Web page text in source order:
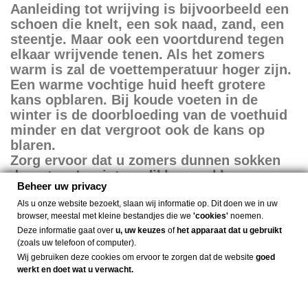
Aanleiding tot wrijving is bijvoorbeeld een
schoen die knelt, een sok naad, zand, een
steentje. Maar ook een voortdurend tegen
elkaar wrijvende tenen. Als het zomers
warm is zal de voettemperatuur hoger zijn.
Een warme vochtige huid heeft grotere
kans opblaren. Bij koude voeten in de
winter is de doorbloeding van de voethuid
minder en dat vergroot ook de kans op
blaren.
Zorg ervoor dat u zomers dunnen sokken
draagt en 's winters dikkere sokken.
Wrijving kan voorkomen worden door
gebruik te maken van dubbellaags sokken.
Dit gecombineerd door vezels die snel het
vocht afvoeren maakt de sok tot een anti-
blaren sok.
Beheer uw privacy
Als u onze website bezoekt, slaan wij informatie op. Dit doen we in uw
browser, meestal met kleine bestandjes die we 'cookies' noemen.
Deze informatie gaat over u, uw keuzes ofhet apparaat dat u gebruikt
(zoals uw telefoon of computer).
Wij gebruiken deze cookies om ervoor te zorgen dat de website goed
werkt en doet wat u verwacht.